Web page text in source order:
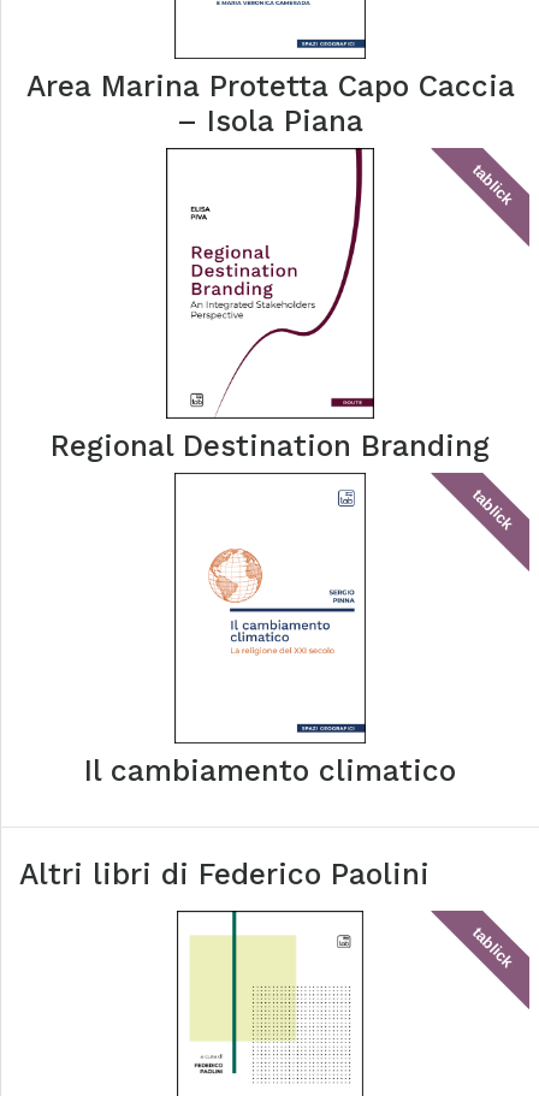
Area Marina Protetta Capo Caccia
– Isola Piana
tablick
Regional Destination Branding
tablick
Il cambiamento climatico
Altri libri di Federico Paolini
tablick